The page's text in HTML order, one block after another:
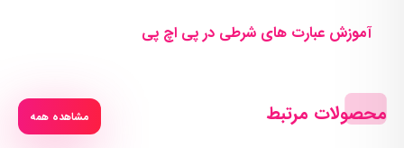
آموزش عبارت های شرطی در پی اچ پی
محصولات مرتبط مشاهده همه